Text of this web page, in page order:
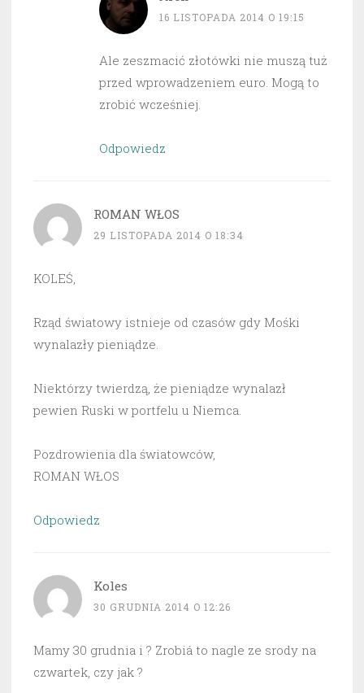
16 LISTOPADA 2014 O 19:15
Ale zeszmacić złotówki nie muszą tuż
przed wprowadzeniem euro. Mogą to
zrobić wcześniej.
Odpowiedz
ROMAN WŁOS
29 LISTOPADA 2014 O 18:34
KOLEŚ,
Rząd światowy istnieje od czasów gdy Mośki
wynalazły pieniądze.
Niektórzy twierdzą, że pieniądze wynalazł
pewien Ruski w portfelu u Niemca.
Pozdrowienia dla światowców,
ROMAN WŁOS
Odpowiedz
Koles
30 GRUDNIA 2014 O 12:26
Mamy 30 grudnia i ? Zrobiá to nagle ze srody na
czwartek, czy jak ?